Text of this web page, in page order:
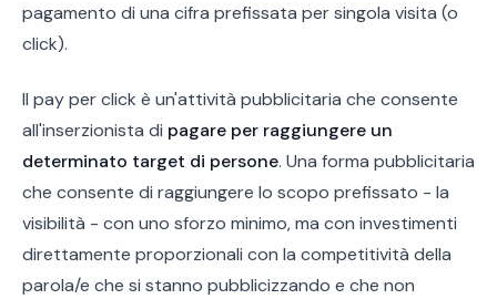
pagamento di una cifra prefissata per singola visita (o
click).
Il pay per click è un'attività pubblicitaria che consente
all'inserzionista di pagare per raggiungere un
determinato target di persone. Una forma pubblicitaria
che consente di raggiungere lo scopo prefissato - la
visibilità - con uno sforzo minimo, ma con investimenti
direttamente proporzionali con la competitività della
parola/e che si stanno pubblicizzando e che non